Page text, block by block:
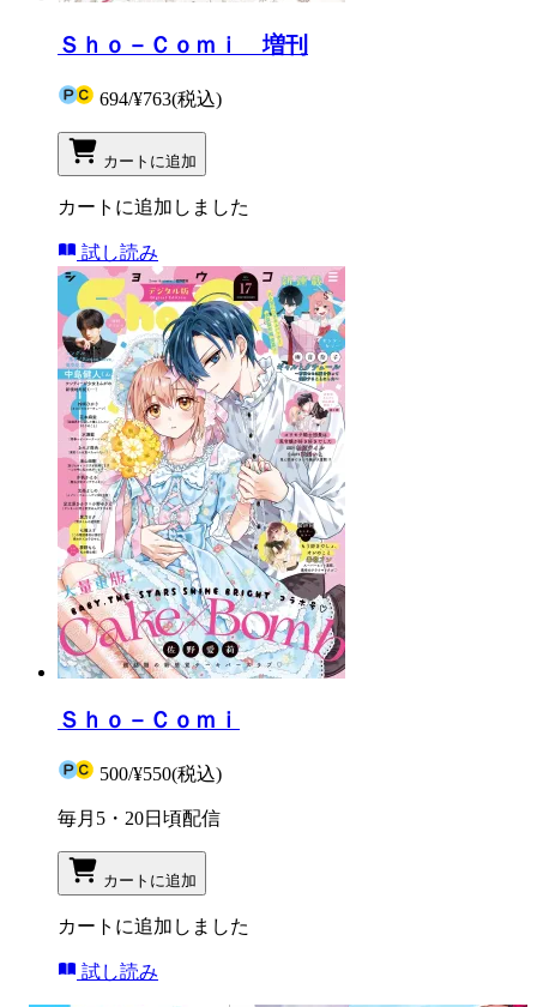
Ｓｈｏ－Ｃｏｍｉ 増刊
694/¥763(税込)
カートに追加
カートに追加しました
試し読み
Ｓｈｏ－Ｃｏｍｉ
500/¥550(税込)
毎月5・20日頃配信
カートに追加
カートに追加しました
試し読み